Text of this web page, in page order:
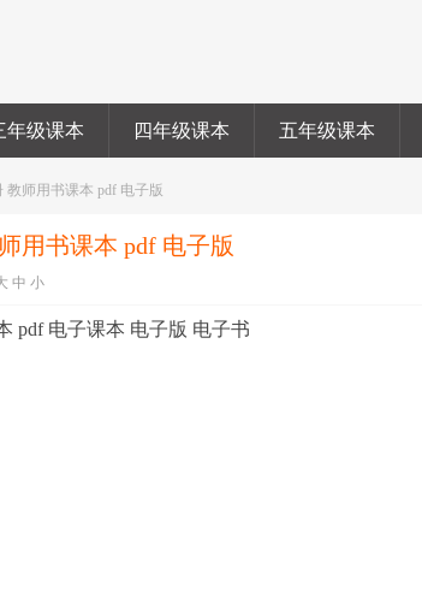
年级课本 四年级课本 五年级课本
教师用书课本 pdf 电子版
用书课本 pdf 电子版
中 小
pdf 电子课本 电子版 电子书